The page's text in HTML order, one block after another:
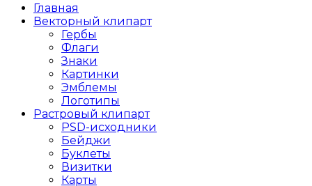
Главная
Векторный клипарт
Гербы
Флаги
Знаки
Картинки
Эмблемы
Логотипы
Растровый клипарт
PSD-исходники
Бейджи
Буклеты
Визитки
Карты